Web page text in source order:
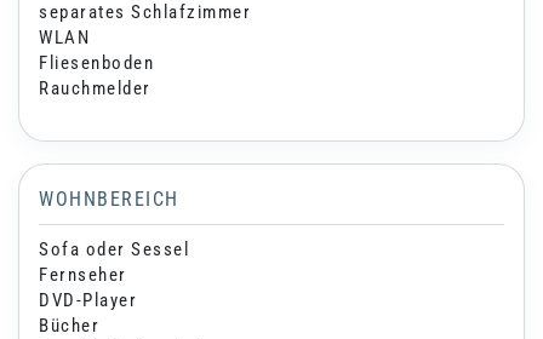
separates Schlafzimmer
WLAN
Fliesenboden
Rauchmelder
WOHNBEREICH
Sofa oder Sessel
Fernseher
DVD-Player
Bücher